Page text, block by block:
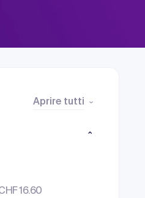
Aprire tutti
16.60